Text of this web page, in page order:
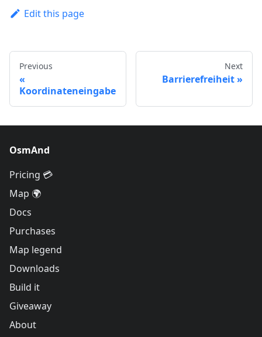
Edit this page
Previous
Koordinateneingabe
Next
Barrierefreiheit
OsmAnd
Pricing 💳
Map 🌍
Docs
Purchases
Map legend
Downloads
Build it
Giveaway
About